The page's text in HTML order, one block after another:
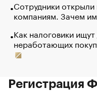
Сотрудники
компаниям. Зачем
Как налоговики
неработающих
Регистрация